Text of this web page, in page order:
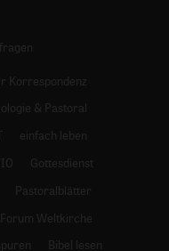
Korrespondenz
& Pastoral
einfach leben
Gottesdienst
Pastoralblätter
Forum Weltkirche
Bibel lesen